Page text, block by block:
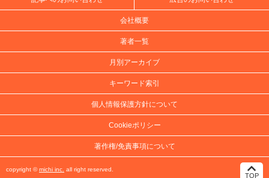
会社概要
著者一覧
月別アーカイブ
キーワード索引
個人情報保護方針について
Cookieポリシー
著作権/免責事項について
copyright ©michi inc. all right reserved.
TOP